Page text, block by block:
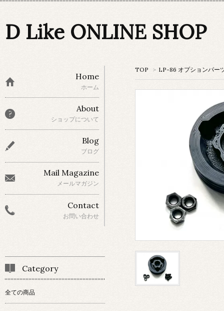
D Like ONLINE SHOP
TOP > LP-86 オプションパー
Home
ホーム
About
ショップについて
Blog
ブログ
Mail Magazine
メールマガジン
Contact
お問い合わせ
Category
全ての商品